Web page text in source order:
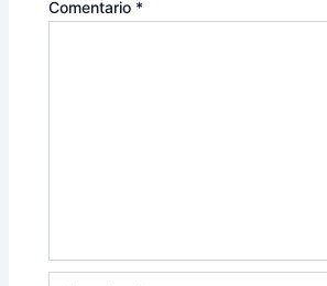
Comentario *